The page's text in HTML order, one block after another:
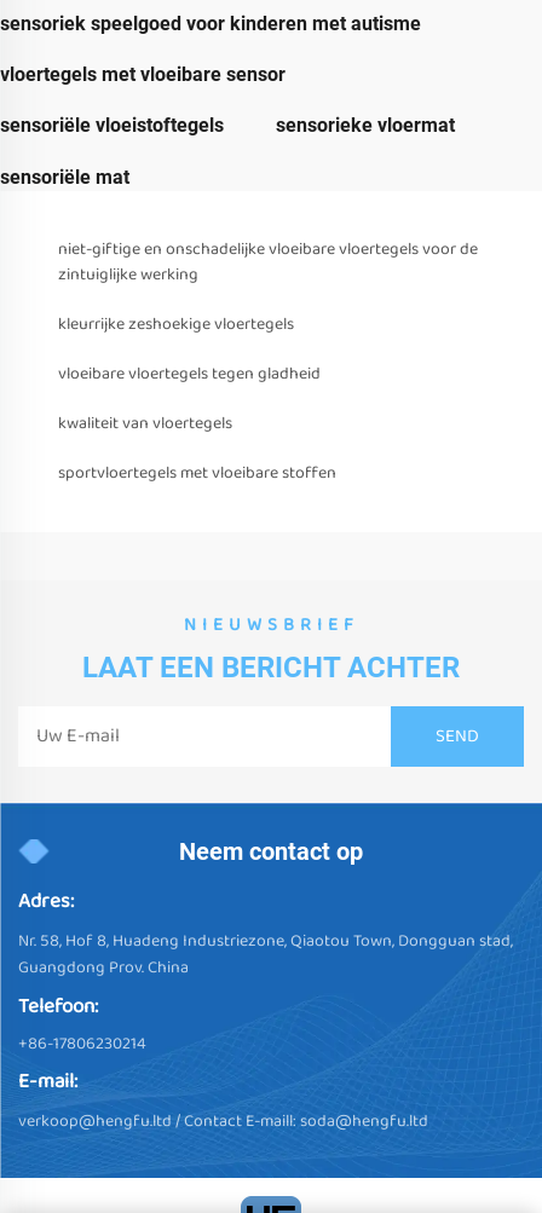
sensoriek speelgoed voor kinderen met autisme
vloertegels met vloeibare sensor
sensoriële vloeistoftegels sensorieke vloermat
sensoriële mat
niet-giftige en onschadelijke vloeibare vloertegels voor de
zintuiglijke werking
kleurrijke zeshoekige vloertegels
vloeibare vloertegels tegen gladheid
kwaliteit van vloertegels
sportvloertegels met vloeibare stoffen
NIEUWSBRIEF
LAAT EEN BERICHT ACHTER
Neem contact op
Adres:
Nr. 58, Hof 8, Huadeng Industriezone, Qiaotou Town, Dongguan stad,
Guangdong Prov. China
Telefoon:
+86-17806230214
E-mail:
verkoop@hengfu.ltd/ Contact E-maill:soda@hengfu.ltd